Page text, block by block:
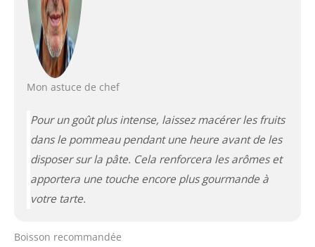
Mon astuce de chef
Pour un goût plus intense, laissez macérer les fruits
dans le pommeau pendant une heure avant de les
disposer sur la pâte. Cela renforcera les arômes et
apportera une touche encore plus gourmande à
votre tarte.
Boisson recommandée